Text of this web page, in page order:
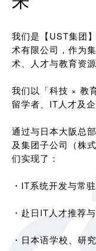
我们是【UST集团
术有限公司，作为
术、人才与教育资
我们以「科技 × 教
留学者、IT人才及
通过与日本大阪总
及集团子公司（株
们实现了：
・IT系统开发与常
・赴日IT人才推荐
・日本语学校、研